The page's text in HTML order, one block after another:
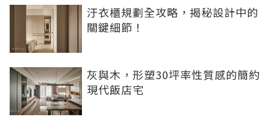
汙衣櫃規劃全攻略，揭秘設計中的
關鍵細節！
灰與木，形塑30坪率性質感的簡約
現代飯店宅